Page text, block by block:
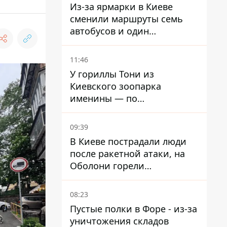
Из-за ярмарки в Киеве
сменили маршруты семь
автобусов и один
троллейбус
11:46
У гориллы Тони из
Киевского зоопарка
именины — по
человеческим меркам ему
уже больше 90 лет
09:39
В Киеве пострадали люди
после ракетной атаки, на
Оболони горели
резервуары с топливом
08:23
Пустые полки в Форе - из-за
уничтожения складов